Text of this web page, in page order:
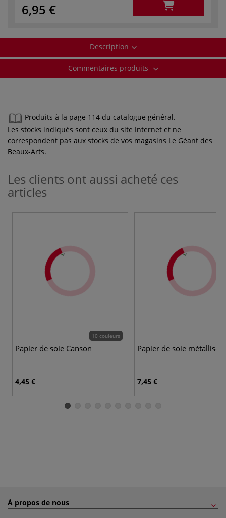
6,95 €
Description
Commentaires produits
Produits à la page 114 du catalogue général.
Les stocks indiqués sont ceux du site Internet et ne
correspondent pas aux stocks de vos magasins Le Géant des
Beaux-Arts.
Les clients ont aussi acheté ces
articles
10 couleurs
Papier de soie Canson
4,45 €
Papier de soie métallisé
7,45 €
À propos de nous